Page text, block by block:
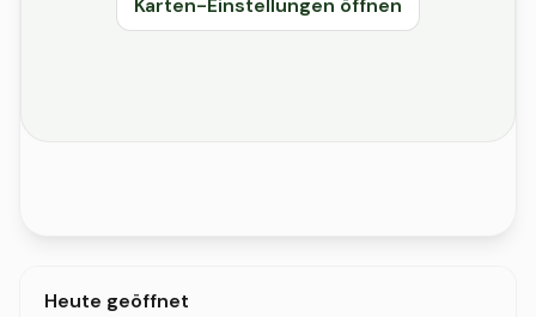
Heute geöffnet